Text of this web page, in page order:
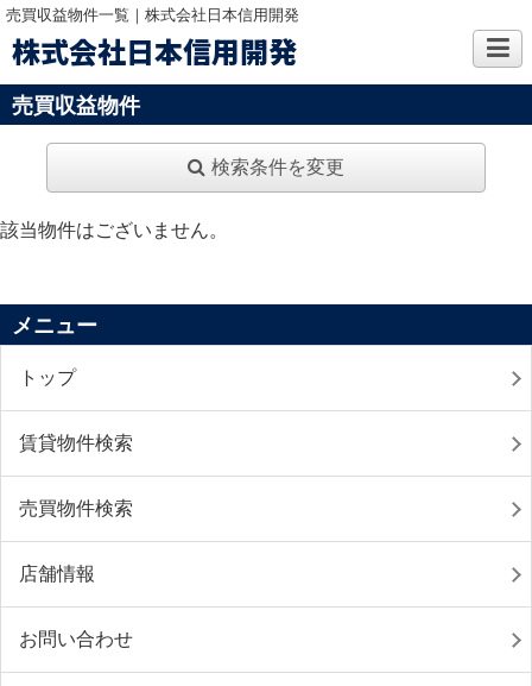
売買収益物件一覧｜株式会社日本信用開発
株式会社日本信用開発
売買収益物件
検索条件を変更
該当物件はございません。
メニュー
トップ
賃貸物件検索
売買物件検索
店舗情報
お問い合わせ